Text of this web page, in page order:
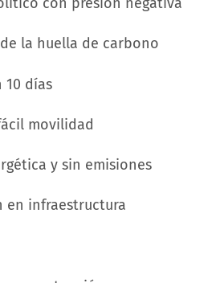
la huella de carbono
10 días
movilidad
y sin emisiones
en infraestructura